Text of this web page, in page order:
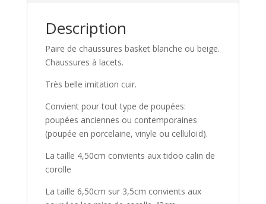
Description
Paire de chaussures basket blanche ou beige.
Chaussures à lacets.
Très belle imitation cuir.
Convient pour tout type de poupées:
poupées anciennes ou contemporaines
(poupée en porcelaine, vinyle ou celluloïd).
La taille 4,50cm convients aux tidoo calin de
corolle
La taille 6,50cm sur 3,5cm convients aux